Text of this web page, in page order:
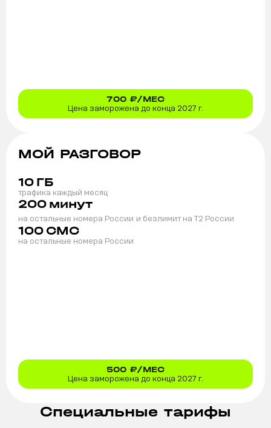
700 ₽/МЕС
Цена заморожена до конца 2027 г.
МОЙ РАЗГОВОР
10 ГБ
трафика каждый месяц
200 минут
на остальные номера России и безлимит на T2 России
100 СМС
на остальные номера России
500 ₽/МЕС
Цена заморожена до конца 2027 г.
Специальные тарифы